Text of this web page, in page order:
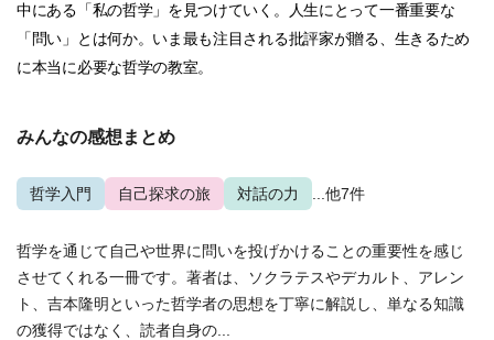
中にある「私の哲学」を見つけていく。人生にとって一番重要な
「問い」とは何か。いま最も注目される批評家が贈る、生きるため
に本当に必要な哲学の教室。
みんなの感想まとめ
哲学入門 自己探求の旅 対話の力 ...他7件
哲学を通じて自己や世界に問いを投げかけることの重要性を感じ
させてくれる一冊です。著者は、ソクラテスやデカルト、アレン
ト、吉本隆明といった哲学者の思想を丁寧に解説し、単なる知識
の獲得ではなく、読者自身の...